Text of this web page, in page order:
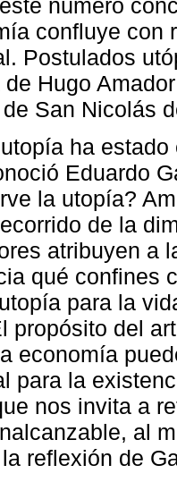
número
confluye con
Postulados
Hugo
San Nicolás
ha
Eduardo
la utopía?
de la
atribuyen a
qué confines
para la
propósito del
economía
para la
nos invita a
al
reflexión de